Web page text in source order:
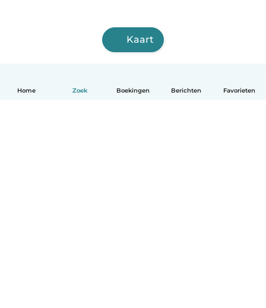
Home Zoek Boekingen Berichten Favorieten
Kaart